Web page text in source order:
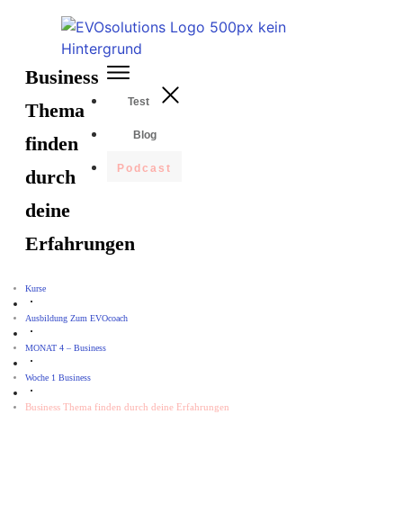
Test
Blog
Podcast
Business
Thema
finden
durch
deine
Erfahrungen
Kurse
Ausbildung Zum EVOcoach
MONAT 4 – Business
Woche 1 Business
Business Thema finden durch deine Erfahrungen